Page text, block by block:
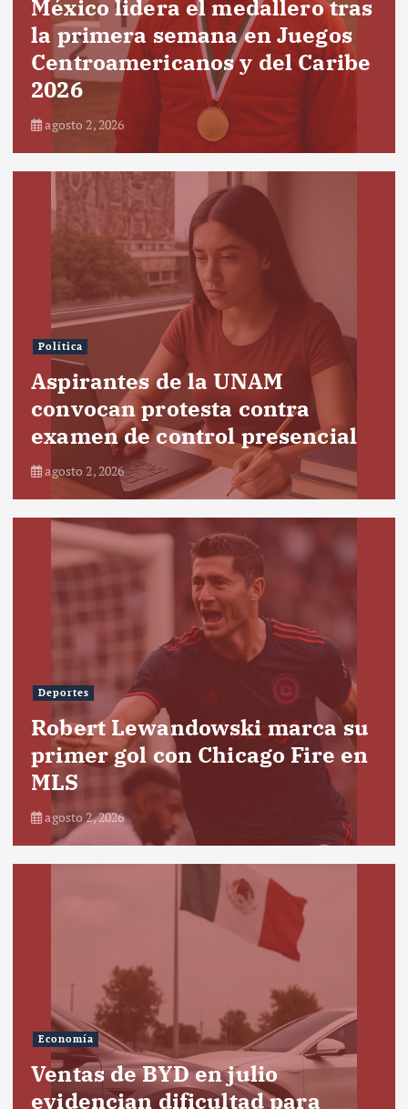
México lidera el medallero tras
la primera semana en Juegos
Centroamericanos y del Caribe
2026
agosto 2, 2026
Política
Aspirantes de la UNAM
convocan protesta contra
examen de control presencial
agosto 2, 2026
Deportes
Robert Lewandowski marca su
primer gol con Chicago Fire en
MLS
agosto 2, 2026
Economía
Ventas de BYD en julio
evidencian dificultad para